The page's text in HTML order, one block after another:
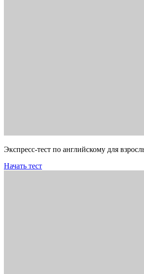
Экспресс-тест по английскому для
Начать тест